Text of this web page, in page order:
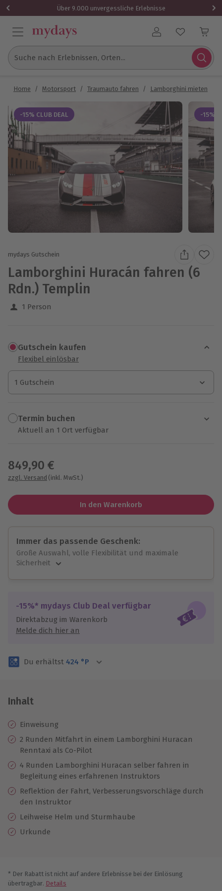
Über 9.000 unvergessliche Erlebnisse
Benutzerkonto
Suche nach Erlebnissen, Orten...
Home / Motorsport / Traumauto fahren / Lamborghini mieten
-15% CLUB DEAL -15%
mydays Gutschein
Lamborghini Huracán fahren (6
Rdn.) Templin
1 Person
Gutschein kaufen
Flexibel einlösbar
1 Gutschein
1 Gutschein
1 Gutschein
Termin buchen
Aktuell an 1 Ort verfügbar
849,90 €
zzgl. Versand (inkl. MwSt.)
In den Warenkorb
Immer das passende Geschenk:
Große Auswahl, volle Flexibilität und maximale
Sicherheit
Jeder Gutschein für alle Erlebnisse einlösbar.
Maximale Sicherheit
3 Jahre gültig & verlängerbar.
-15%* mydays Club Deal verfügbar
Direktabzug im Warenkorb
Melde dich hier an
Du erhältst 424 °P
Inhalt
Einweisung
2 Runden Mitfahrt in einem Lamborghini Huracan
Renntaxi als Co-Pilot
4 Runden Lamborghini Huracan selber fahren in
Begleitung eines erfahrenen Instruktors
Reflektion der Fahrt, Verbesserungsvorschläge durch
den Instruktor
Leihweise Helm und Sturmhaube
Urkunde
* Der Rabatt ist nicht auf andere Erlebnisse bei der Einlösung
übertragbar. Details